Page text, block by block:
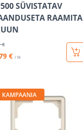
SÜVISTATAV
RAAMITA
€
€ / tk
KAMPAANIA